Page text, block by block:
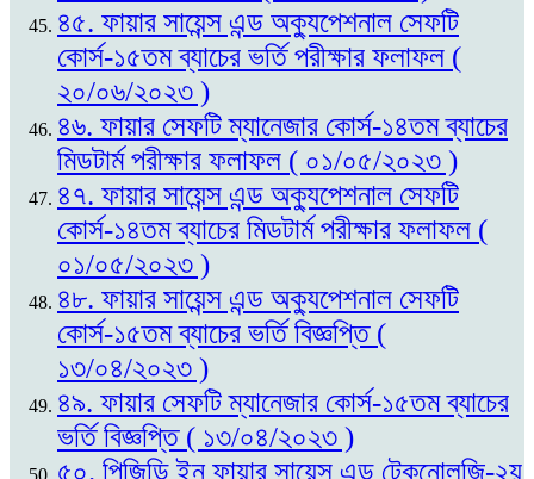
৪৫. ফায়ার সায়েন্স এন্ড অক্যুপেশনাল সেফটি
কোর্স-১৫তম ব্যাচের ভর্তি পরীক্ষার ফলাফল (
২০/০৬/২০২৩ )
৪৬. ফায়ার সেফটি ম্যানেজার কোর্স-১৪তম ব্যাচের
মিডটার্ম পরীক্ষার ফলাফল ( ০১/০৫/২০২৩ )
৪৭. ফায়ার সায়েন্স এন্ড অক্যুপেশনাল সেফটি
কোর্স-১৪তম ব্যাচের মিডটার্ম পরীক্ষার ফলাফল (
০১/০৫/২০২৩ )
৪৮. ফায়ার সায়েন্স এন্ড অক্যুপেশনাল সেফটি
কোর্স-১৫তম ব্যাচের ভর্তি বিজ্ঞপ্তি (
১৩/০৪/২০২৩ )
৪৯. ফায়ার সেফটি ম্যানেজার কোর্স-১৫তম ব্যাচের
ভর্তি বিজ্ঞপ্তি ( ১৩/০৪/২০২৩ )
৫০. পিজিডি ইন ফায়ার সায়েন্স এন্ড টেকনোলজি-২য়